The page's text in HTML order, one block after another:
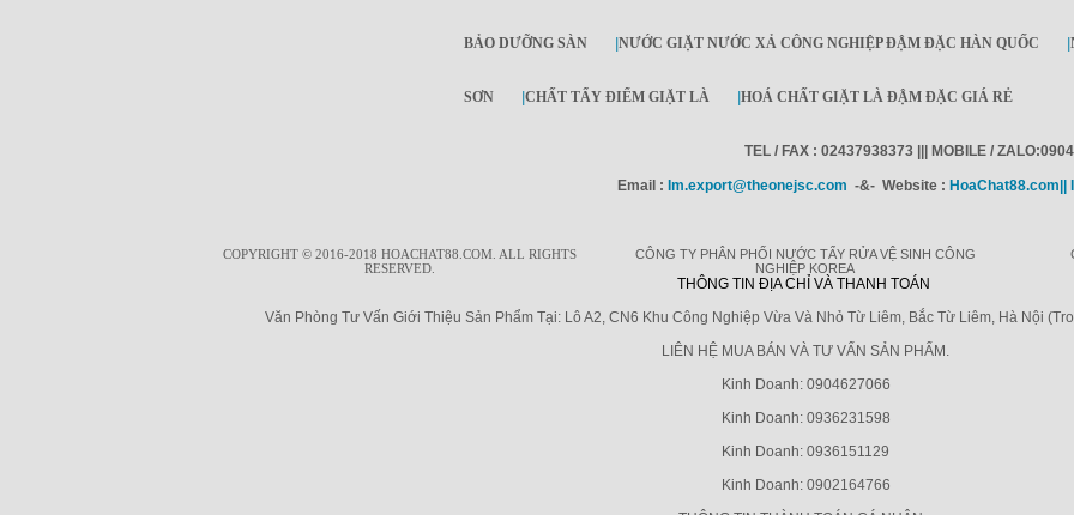
BẢO DƯỠNG SÀN NƯỚC GIẶT NƯỚC XẢ CÔNG NGHIỆP ĐẬM ĐẶC HÀN QUỐC
SƠN CHẤT TẨY ĐIỂM GIẶT LÀ HOÁ CHẤT GIẶT LÀ ĐẬM ĐẶC GIÁ RẺ
TEL / FAX : 02437938373 ||| MOBILE /
Email : Im.export@theonejsc.com -&- Website :
COPYRIGHT © 2016-2018 HOACHAT88.COM. ALL RIGHTS
RESERVED.
CÔNG TY PHÂN PHỐI NƯỚC TẨY RỬA VỆ SINH CÔNG
NGHIỆP KOREA
THÔNG TIN ĐỊA CHỈ VÀ THANH TOÁN
Văn Phòng Tư Vấn Giới Thiệu Sản Phẩm Tại: Lô A2, CN6 Khu Công Nghiệp Vừa Và Nhỏ Từ Liêm, Bắc Từ Liêm, Hà Nội
LIÊN HỆ MUA BÁN VÀ TƯ VẤN SẢN PHẨM.
Kinh Doanh: 0904627066
Kinh Doanh: 0936231598
Kinh Doanh: 0936151129
Kinh Doanh: 0902164766